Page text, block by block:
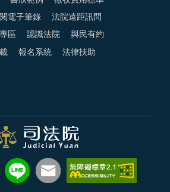
電子筆錄 法院遠距訊問
區 認識法院 與民有約
報名系統 法律扶助